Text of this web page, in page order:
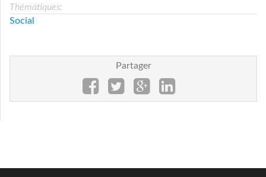
Thématiques:
Social
Partager